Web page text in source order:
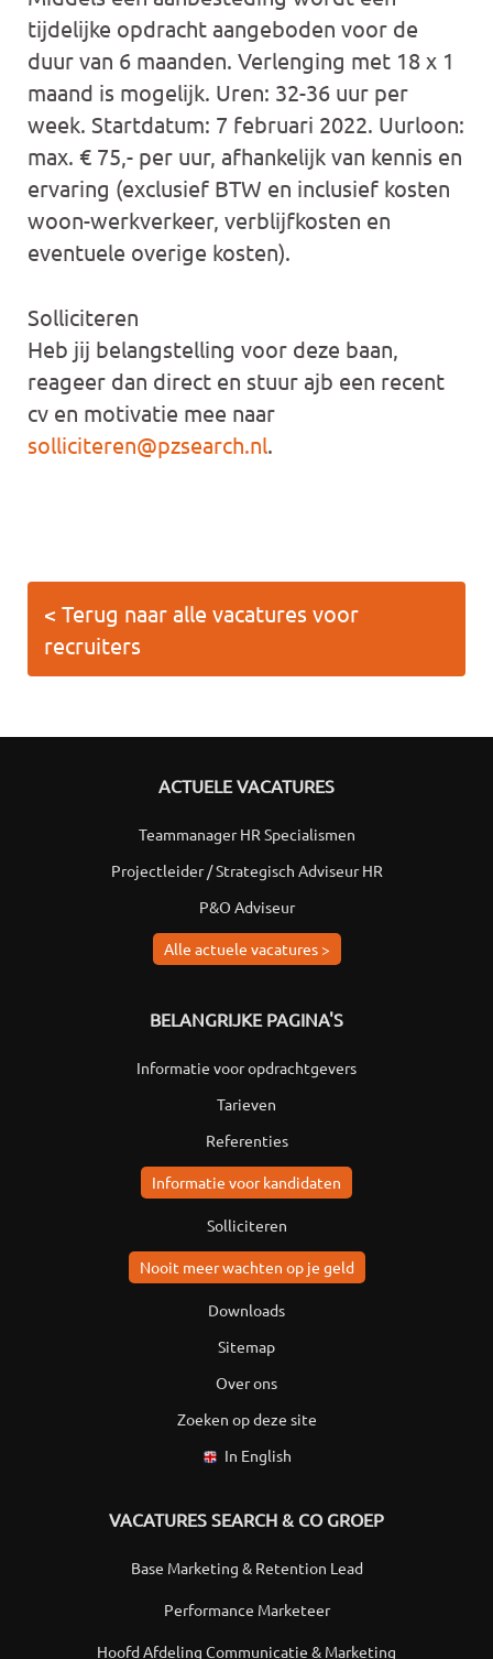
tijdelijke opdracht aangeboden voor de
duur van 6 maanden. Verlenging met 18 x 1
maand is mogelijk. Uren: 32-36 uur per
week. Startdatum: 7 februari 2022. Uurloon:
max. € 75,- per uur, afhankelijk van kennis en
ervaring (exclusief BTW en inclusief kosten
woon-werkverkeer, verblijfkosten en
eventuele overige kosten).
Solliciteren
Heb jij belangstelling voor deze baan,
reageer dan direct en stuur ajb een recent
cv en motivatie mee naar
solliciteren@pzsearch.nl.
< Terug naar alle vacatures voor
recruiters
ACTUELE VACATURES
Teammanager HR Specialismen
Projectleider / Strategisch Adviseur HR
P&O Adviseur
Alle actuele vacatures >
BELANGRIJKE PAGINA'S
Informatie voor opdrachtgevers
Tarieven
Referenties
Informatie voor kandidaten
Solliciteren
Nooit meer wachten op je geld
Downloads
Sitemap
Over ons
Zoeken op deze site
In English
VACATURES SEARCH & CO GROEP
Base Marketing & Retention Lead
Performance Marketeer
Hoofd Afdeling Communicatie & Marketing